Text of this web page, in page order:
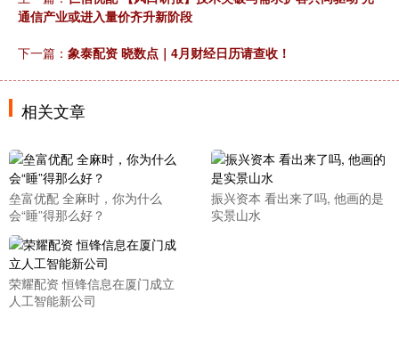
通信产业或进入量价齐升新阶段
下一篇： 象泰配资 晓数点｜4月财经日历请查收！
相关文章
垒富优配 全麻时，你为什么
会“睡”得那么好？
振兴资本 看出来了吗, 他画的是
实景山水
荣耀配资 恒锋信息在厦门成立
人工智能新公司